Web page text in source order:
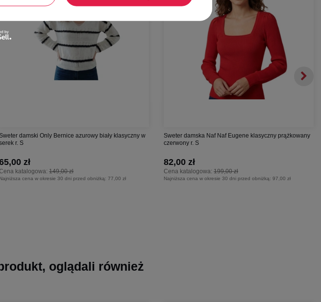
Sweter damski Only Bernice azurowy biały klasyczny w
r. S
katalogowa: 149,00 zł
zł
Najniższa cena w okresie 30 dni przed obniżką: 77,00 zł
Sweter damska Naf Naf Eugene klasyczny prążkowany
czerwony r. S
Cena katalogowa: 199,00 zł
82,00 zł
Najniższa cena w okresie 30 dni przed obniżką: 97,00 zł
oglądali również